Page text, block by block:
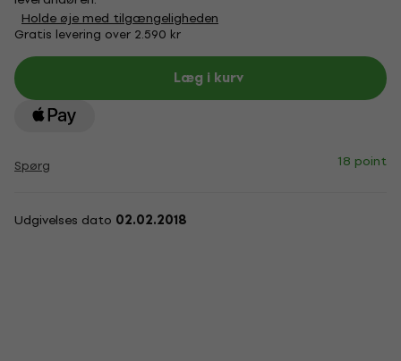
Holde øje med tilgængeligheden
Gratis levering over 2.590 kr
Læg i kurv
Spørg 18 point
Udgivelses dato 02.02.2018